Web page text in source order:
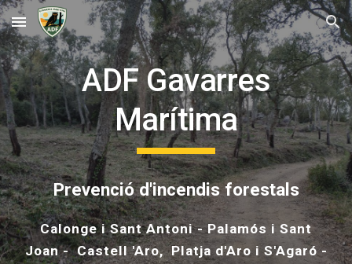
Skip to main content Skip to navigation
ADF Gavarres
Marítima
Prevenció d'incendis forestals
Calonge i Sant Antoni - Palamós i Sant
Joan - Castell 'Aro, Platja d'Aro i S'Agaró -